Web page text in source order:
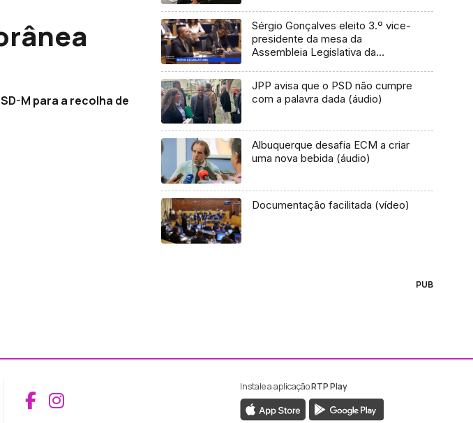
M para a recolha de
Sérgio Gonçalves eleito 3.º vice-
presidente da mesa da
Assembleia Legislativa da
JPP avisa que o PSD não cumpre
com a palavra dada (áudio)
Albuquerque desafia ECM a criar
uma nova bebida (áudio)
Documentação facilitada (vídeo)
PUB
Aceder ao Facebook da RTP Madeira
Aceder ao Instagram da RTP Madeira
Instale a aplicaçãoRTP Play